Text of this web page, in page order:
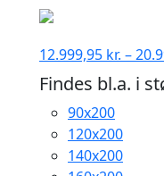
12.999,95 kr. –
Findes bl.a. i
90x200
120x200
140x200